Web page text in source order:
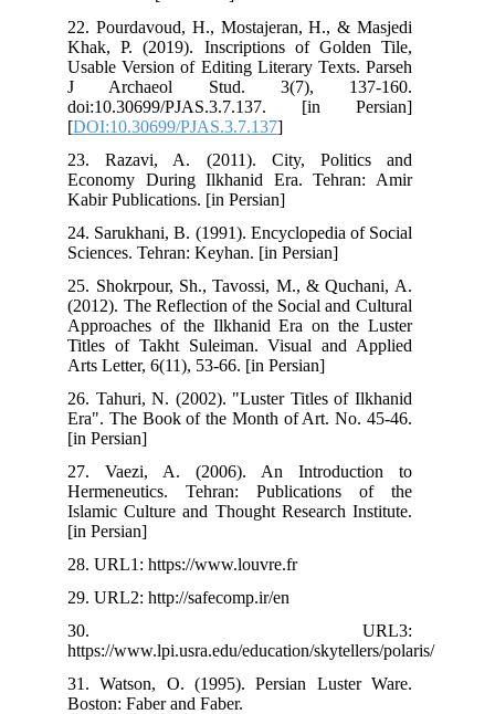
22. Pourdavoud, H., Mostajeran, H., & Masjedi
Khak, P. (2019). Inscriptions of Golden Tile,
Usable Version of Editing Literary Texts. Parseh
J Archaeol Stud. 3(7), 137-160.
doi:10.30699/PJAS.3.7.137. [in Persian]
[DOI:10.30699/PJAS.3.7.137
23. Razavi, A. (2011). City, Politics and
Economy During Ilkhanid Era. Tehran: Amir
Kabir Publications. [in Persian]
24. Sarukhani, B. (1991). Encyclopedia of Social
Sciences. Tehran: Keyhan. [in Persian]
25. Shokrpour, Sh., Tavossi, M., & Quchani, A.
(2012). The Reflection of the Social and Cultural
Approaches of the Ilkhanid Era on the Luster
Titles of Takht Suleiman. Visual and Applied
Arts Letter, 6(11), 53-66. [in Persian]
26. Tahuri, N. (2002). "Luster Titles of Ilkhanid
Era". The Book of the Month of Art. No. 45-46.
[in Persian]
27. Vaezi, A. (2006). An Introduction to
Hermeneutics. Tehran: Publications of the
Islamic Culture and Thought Research Institute.
[in Persian]
28. URL1: https://www.louvre.fr
29. URL2: http://safecomp.ir/en
30. URL3:
https://www.lpi.usra.edu/education/skytellers/
31. Watson, O. (1995). Persian Luster Ware.
Boston: Faber and Faber.